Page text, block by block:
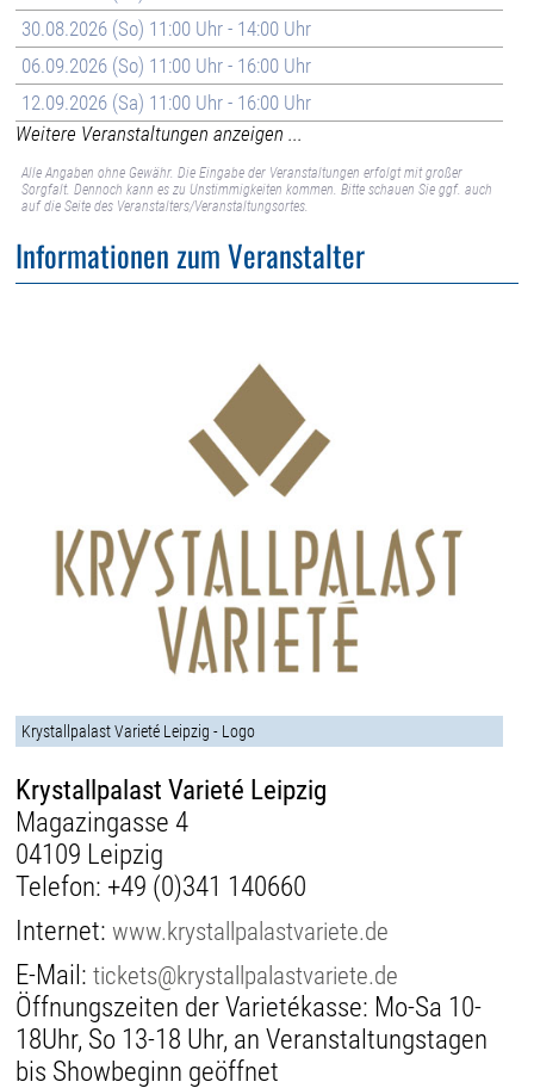
30.08.2026 (So) 11:00 Uhr - 14:00 Uhr
06.09.2026 (So) 11:00 Uhr - 16:00 Uhr
12.09.2026 (Sa) 11:00 Uhr - 16:00 Uhr
Weitere Veranstaltungen anzeigen ...
Alle Angaben ohne Gewähr. Die Eingabe der Veranstaltungen erfolgt mit großer
Sorgfalt. Dennoch kann es zu Unstimmigkeiten kommen. Bitte schauen Sie ggf. auch
auf die Seite des Veranstalters/Veranstaltungsortes.
Informationen zum Veranstalter
Krystallpalast Varieté Leipzig - Logo
Krystallpalast Varieté Leipzig
Magazingasse 4
04109 Leipzig
Telefon: +49 (0)341 140660
Internet:www.krystallpalastvariete.de
E-Mail:tickets@krystallpalastvariete.de
Öffnungszeiten der Varietékasse: Mo-Sa 10-
18Uhr, So 13-18 Uhr, an Veranstaltungstagen
bis Showbeginn geöffnet